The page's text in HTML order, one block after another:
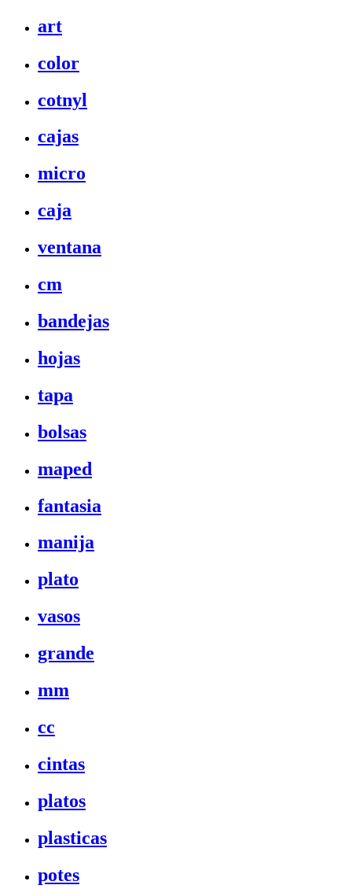
art
color
cotnyl
cajas
micro
caja
ventana
cm
bandejas
hojas
tapa
bolsas
maped
fantasia
manija
plato
vasos
grande
mm
cc
cintas
platos
plasticas
potes